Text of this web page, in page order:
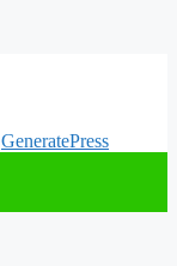
GeneratePress